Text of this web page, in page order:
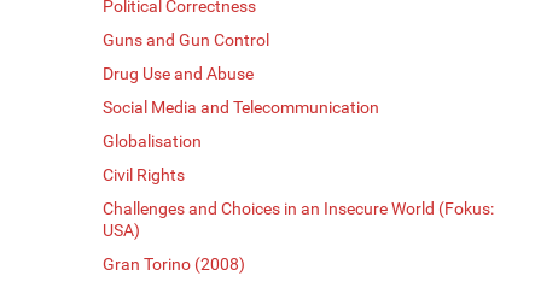
Political Correctness
Guns and Gun Control
Drug Use and Abuse
Social Media and Telecommunication
Globalisation
Civil Rights
Challenges and Choices in an Insecure World (Fokus:
USA)
Gran Torino (2008)